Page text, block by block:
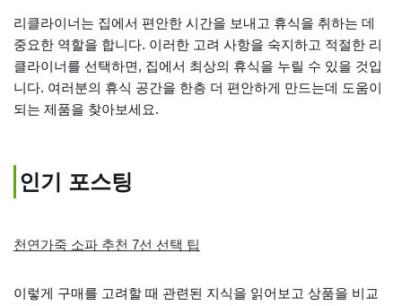
리클라이너는 집에서 편안한 시간을 보내고 휴식을 취하는 데
중요한 역할을 합니다. 이러한 고려 사항을 숙지하고 적절한 리
클라이너를 선택하면, 집에서 최상의 휴식을 누릴 수 있을 것입
니다. 여러분의 휴식 공간을 한층 더 편안하게 만드는데 도움이
되는 제품을 찾아보세요.
인기 포스팅
천연가죽 소파 추천 7선 선택 팁
이렇게 구매를 고려할 때 관련된 지식을 읽어보고 상품을 비교